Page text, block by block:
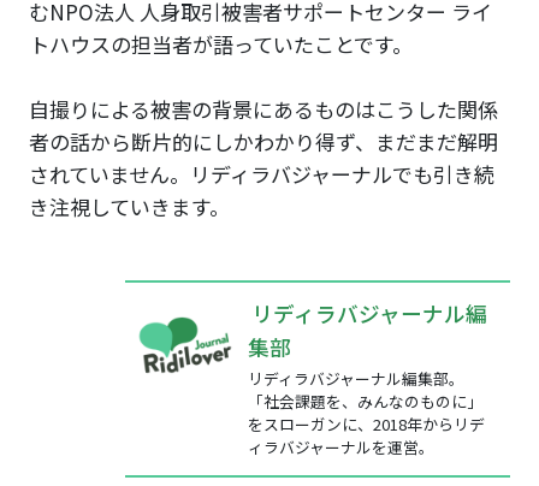
むNPO法人 人身取引被害者サポートセンター ライ
トハウスの担当者が語っていたことです。
自撮りによる被害の背景にあるものはこうした関係
者の話から断片的にしかわかり得ず、まだまだ解明
されていません。リディラバジャーナルでも引き続
き注視していきます。
リディラバジャーナル編
集部
リディラバジャーナル編集部。
「社会課題を、みんなのものに」
をスローガンに、2018年からリデ
ィラバジャーナルを運営。